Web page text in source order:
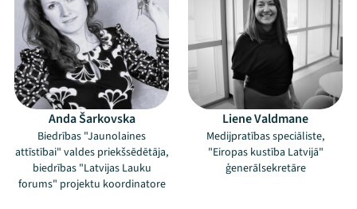
Anda Šarkovska
Biedrības "Jaunolaines
attīstībai" valdes priekšsēdētāja,
biedrības "Latvijas Lauku
forums" projektu koordinatore
Liene Valdmane
Medijpratības speciāliste,
"Eiropas kustība Latvijā"
ģenerālsekretāre